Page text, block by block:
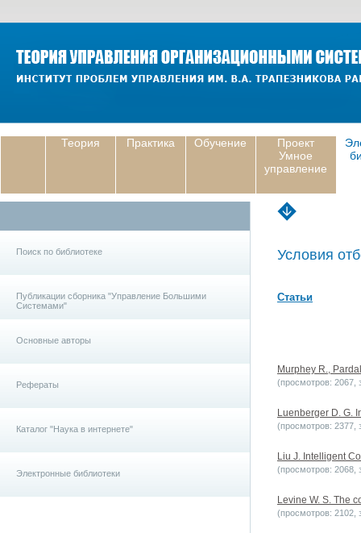
Теория Практика Обучение
Проект
Умное
управление
Поиск по библиотеке
Публикации сборника "Управление Большими
Системами"
Основные авторы
Рефераты
Каталог "Наука в интернете"
Электронные библиотеки
Условия
Статьи
Murphey R.,
(просмотров: 2067,
Luenberger D. G.
(просмотров: 2377,
Liu J. Intelligent
(просмотров: 2068,
Levine W. S. The
(просмотров: 2102,